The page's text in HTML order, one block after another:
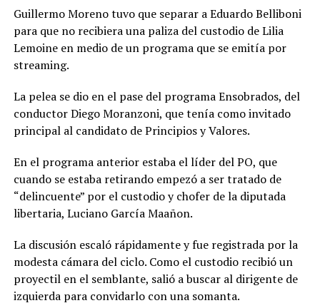
Guillermo Moreno tuvo que separar a Eduardo Belliboni
para que no recibiera una paliza del custodio de Lilia
Lemoine en medio de un programa que se emitía por
streaming.
La pelea se dio en el pase del programa Ensobrados, del
conductor Diego Moranzoni, que tenía como invitado
principal al candidato de Principios y Valores.
En el programa anterior estaba el líder del PO, que
cuando se estaba retirando empezó a ser tratado de
“delincuente” por el custodio y chofer de la diputada
libertaria, Luciano García Maañon.
La discusión escaló rápidamente y fue registrada por la
modesta cámara del ciclo. Como el custodio recibió un
proyectil en el semblante, salió a buscar al dirigente de
izquierda para convidarlo con una somanta.